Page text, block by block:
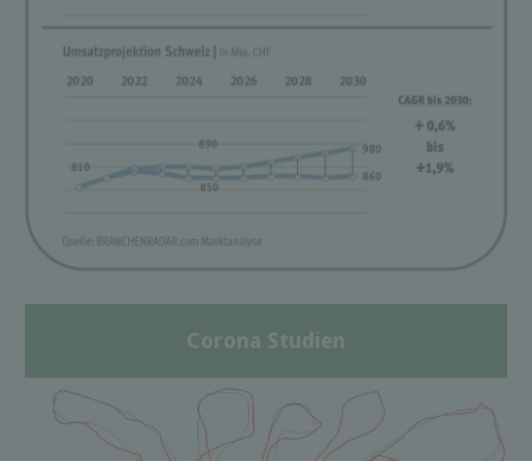
Corona Studien